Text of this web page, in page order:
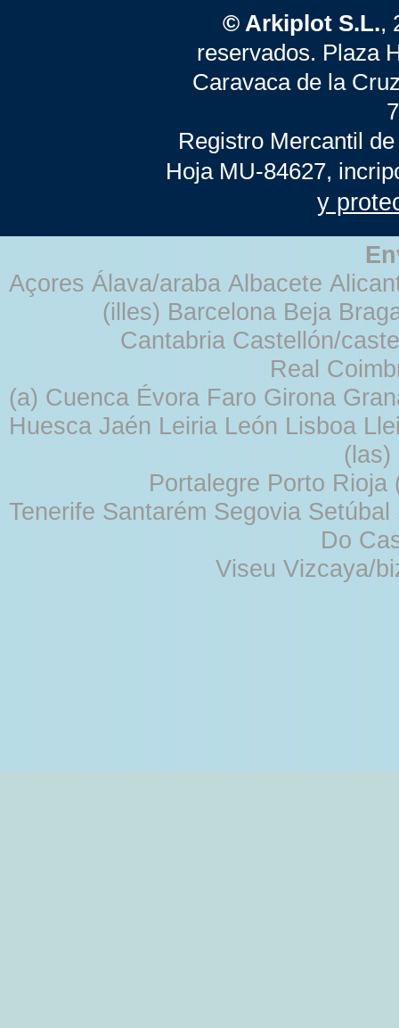
© Arkiplot S.L.,
reservados. Plaza
Caravaca de la
Registro Mercantil
Hoja MU-84627,
y
Açores Álava/araba Albacete
(illes) Barcelona Beja
Cantabria Castellón/
Real
(a) Cuenca Évora Faro Girona
Huesca Jaén Leiria León Lisboa
Portalegre Porto
Tenerife Santarém Segovia
Do
Viseu Vizcaya/